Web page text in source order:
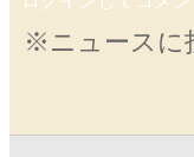
※ニュースに